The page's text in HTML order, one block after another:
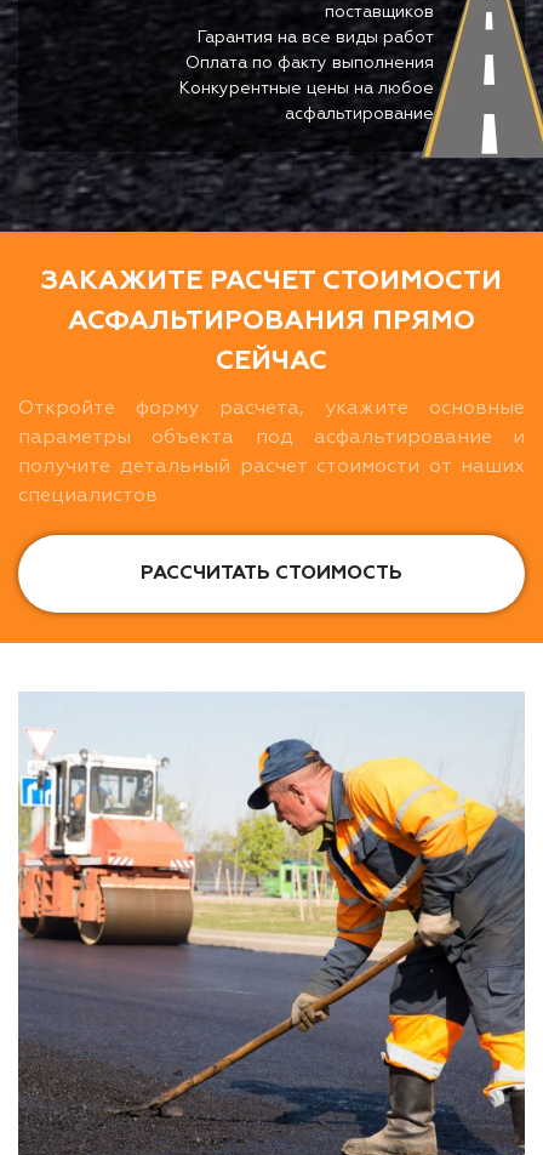
поставщиков
Гарантия на все виды работ
Оплата по факту выполнения
Конкурентные цены на любое
асфальтирование
ЗАКАЖИТЕ РАСЧЕТ СТОИМОСТИ
АСФАЛЬТИРОВАНИЯ ПРЯМО
СЕЙЧАС
Откройте форму расчета, укажите основные
параметры объекта под асфальтирование и
получите детальный расчет стоимости от наших
специалистов
РАССЧИТАТЬ СТОИМОСТЬ